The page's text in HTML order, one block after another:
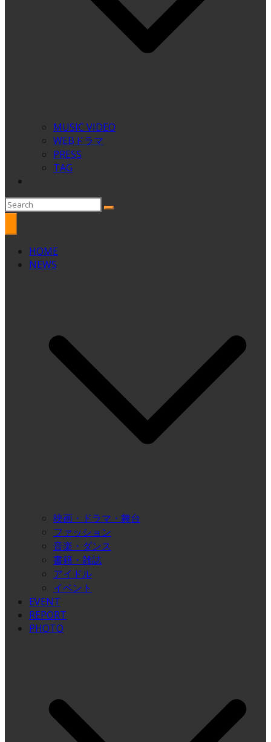
MUSIC VIDEO
WEBドラマ
PRESS
TAG
HOME
NEWS
映画・ドラマ・舞台
ファッション
音楽・ダンス
書籍・雑誌
アイドル
イベント
EVENT
REPORT
PHOTO